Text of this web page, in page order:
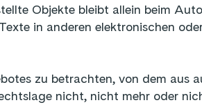
Objekte bleibt allein beim
in anderen elektronischen
zu betrachten, von dem aus
nicht, nicht mehr oder